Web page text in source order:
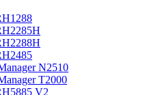
N2510
T2000
V2